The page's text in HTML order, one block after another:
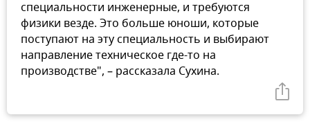
специальности инженерные, и требуются
физики везде. Это больше юноши, которые
поступают на эту специальность и выбирают
направление техническое где-то на
производстве", – рассказала Сухина.